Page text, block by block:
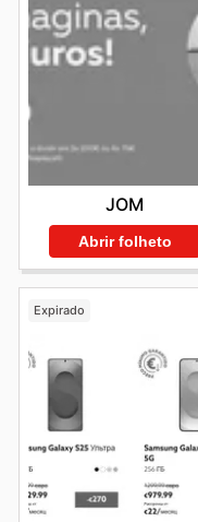
JOM
Abrir folheto
Expirado